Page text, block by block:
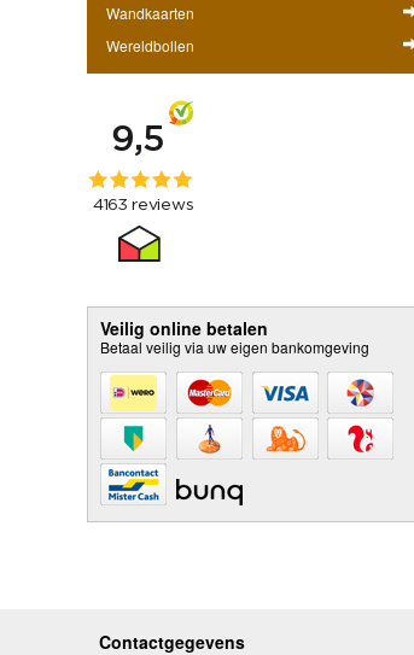
Wandkaarten
Wereldbollen
Veilig online betalen
Betaal veilig via uw eigen bankomgeving
Contactgegevens